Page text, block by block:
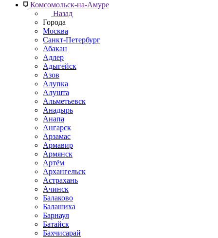
Комсомольск-на-Амуре
Назад
Города
Москва
Санкт-Петербург
Абакан
Адлер
Адыгейск
Азов
Алупка
Алушта
Альметьевск
Анадырь
Анапа
Ангарск
Арзамас
Армавир
Армянск
Артём
Архангельск
Астрахань
Ачинск
Балаково
Балашиха
Барнаул
Батайск
Бахчисарай